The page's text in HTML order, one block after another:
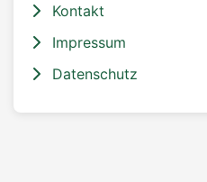
Kontakt
Impressum
Datenschutz